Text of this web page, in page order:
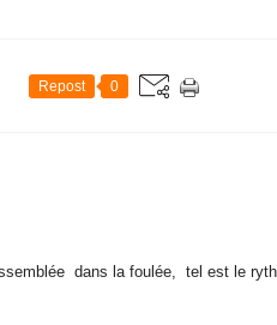
Repost 0
dans la foulée, tel est le